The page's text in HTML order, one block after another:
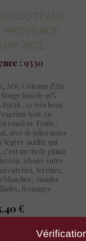
COTEAUX
PROVENCE
75CL
: 9330
AOC Côteaux d’Aix
Issu de 95%
Syrah , ce très beau
tout en
rondeur. Fruité,
avec de jolies notes
légère acidité qui
un vin de plaisir
à boire entre
terrines,
blanches, viandes
fromages
€